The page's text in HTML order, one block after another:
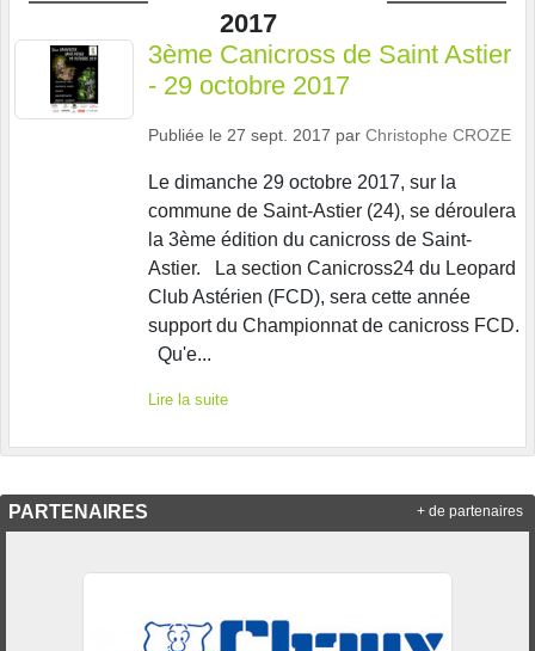
2017
3ème Canicross de Saint Astier
- 29 octobre 2017
Publiée le 27 sept. 2017 par Christophe CROZE
Le dimanche 29 octobre 2017, sur la
commune de Saint-Astier (24), se déroulera
la 3ème édition du canicross de Saint-
Astier. La section Canicross24 du Leopard
Club Astérien (FCD), sera cette année
support du Championnat de canicross FCD.
Qu'e...
Lire la suite
PARTENAIRES + de partenaires